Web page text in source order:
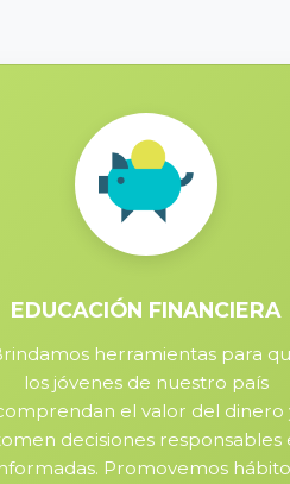
EDUCACIÓN FINANCIERA
herramientas para
los jóvenes de nuestro país
el valor del dinero
decisiones responsables
Promovemos